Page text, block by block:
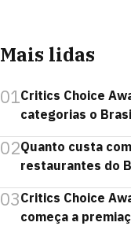
Mais lidas
01Critics Choice
categorias o
02Quanto custa
restaurantes do
03Critics Choice
começa a